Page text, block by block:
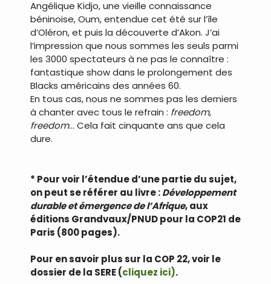
Angélique Kidjo, une vieille connaissance
béninoise, Oum, entendue cet été sur l’île
d’Oléron, et puis la découverte d’Akon. J’ai
l’impression que nous sommes les seuls parmi
les 3000 spectateurs à ne pas le connaître :
fantastique show dans le prolongement des
Blacks américains des années 60.
En tous cas, nous ne sommes pas les derniers
à chanter avec tous le refrain : freedom,
freedom… Cela fait cinquante ans que cela
dure.
* Pour voir l’étendue d’une partie du sujet,
on peut se référer au livre :Développement
durable et émergence de l’Afrique, aux
éditions Grandvaux/PNUD pour la COP21 de
Paris (800 pages).
Pour en savoir plus sur la COP 22, voir le
dossier de la SERE (cliquez ici).